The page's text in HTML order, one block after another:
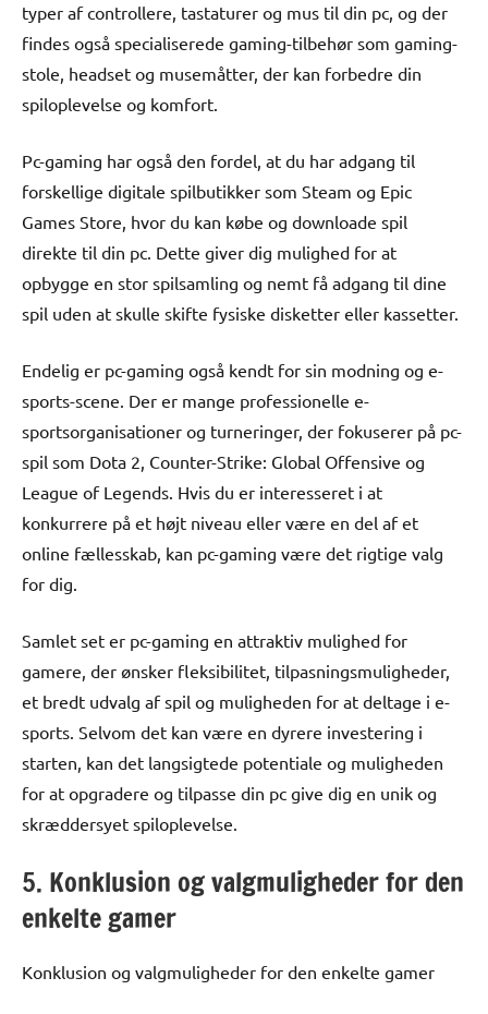
typer af controllere, tastaturer og mus til din pc, og der
findes også specialiserede gaming-tilbehør som gaming-
stole, headset og musemåtter, der kan forbedre din
spiloplevelse og komfort.
Pc-gaming har også den fordel, at du har adgang til
forskellige digitale spilbutikker som Steam og Epic
Games Store, hvor du kan købe og downloade spil
direkte til din pc. Dette giver dig mulighed for at
opbygge en stor spilsamling og nemt få adgang til dine
spil uden at skulle skifte fysiske disketter eller kassetter.
Endelig er pc-gaming også kendt for sin modning og e-
sports-scene. Der er mange professionelle e-
sportsorganisationer og turneringer, der fokuserer på pc-
spil som Dota 2, Counter-Strike: Global Offensive og
League of Legends. Hvis du er interesseret i at
konkurrere på et højt niveau eller være en del af et
online fællesskab, kan pc-gaming være det rigtige valg
for dig.
Samlet set er pc-gaming en attraktiv mulighed for
gamere, der ønsker fleksibilitet, tilpasningsmuligheder,
et bredt udvalg af spil og muligheden for at deltage i e-
sports. Selvom det kan være en dyrere investering i
starten, kan det langsigtede potentiale og muligheden
for at opgradere og tilpasse din pc give dig en unik og
skræddersyet spiloplevelse.
5. Konklusion og valgmuligheder for den
enkelte gamer
Konklusion og valgmuligheder for den enkelte gamer